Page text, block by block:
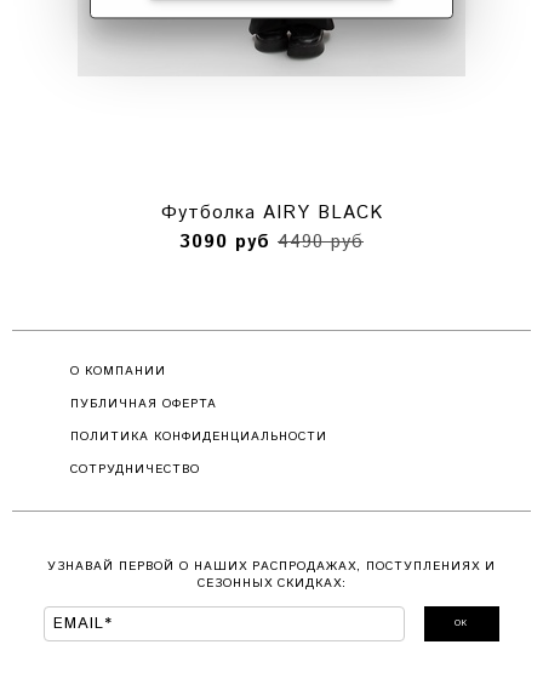
Футболка AIRY BLACK
3090 руб 4490 руб
О КОМПАНИИ
ПУБЛИЧНАЯ ОФЕРТА
ПОЛИТИКА КОНФИДЕНЦИАЛЬНОСТИ
СОТРУДНИЧЕСТВО
УЗНАВАЙ ПЕРВОЙ О НАШИХ РАСПРОДАЖАХ, ПОСТУПЛЕНИЯХ И
СЕЗОННЫХ СКИДКАХ:
ОК